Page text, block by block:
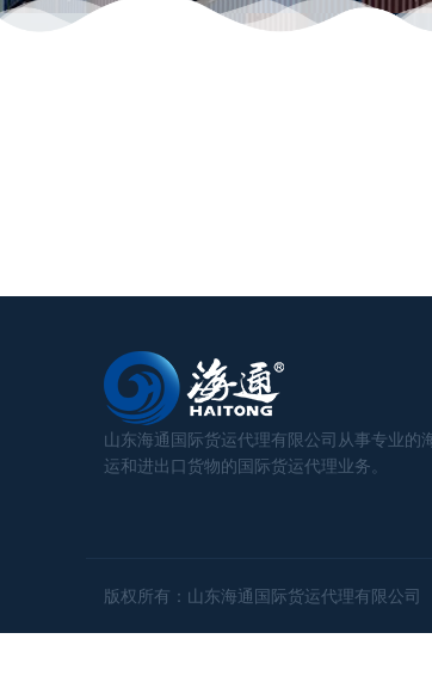
山东海通国际货运代理有限公司从事专业的
运和进出口货物的国际货运代理业务。
版权所有：山东海通国际货运代理有限公司